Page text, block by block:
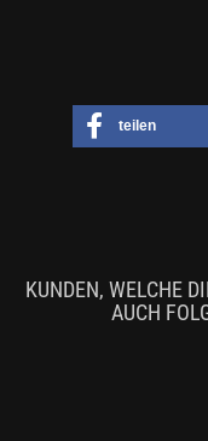
teilen
KUNDEN, WELCHE
AUCH